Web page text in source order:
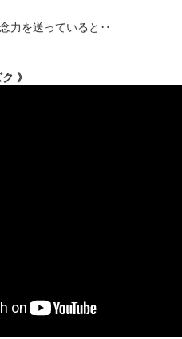
力を送っていると‥
》